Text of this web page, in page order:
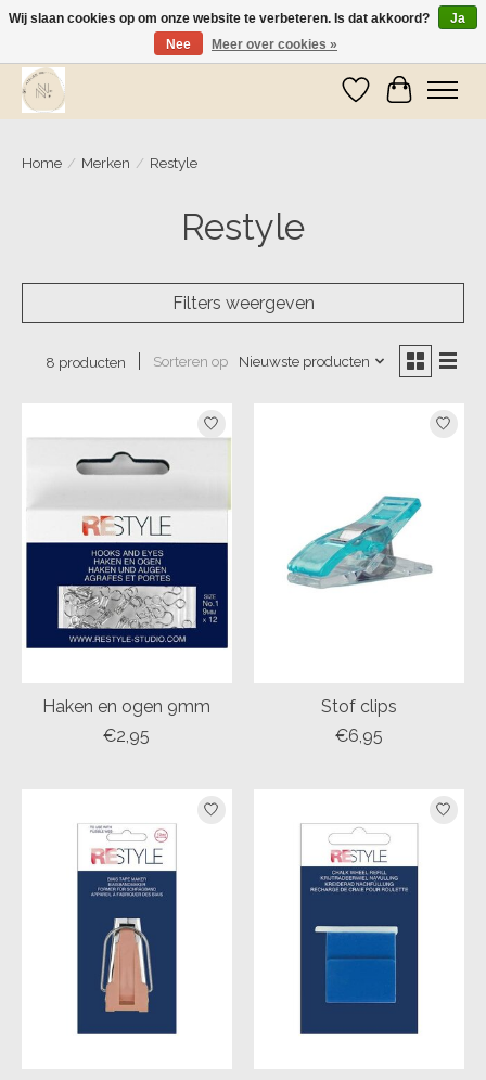
Wij zijn op vakantie! Vanaf zaterdag 9 mei worden er weer pakketjes verzonden
Verlanglijst
Home / Merken / Restyle
Restyle
Filters weergeven
8 producten Sorteren op Nieuwste producten
Haken en ogen 9mm
€2,95
Stof clips
€6,95
Wij slaan cookies op om onze website te verbeteren. Is dat akkoord?
Ja
Nee
Meer over cookies »